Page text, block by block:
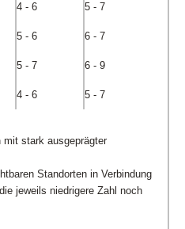
4 - 6 5 - 7
5 - 6 6 - 7
5 - 7 6 - 9
4 - 6 5 - 7
stark ausgeprägter
Standorten in Verbindung
jeweils niedrigere Zahl noch